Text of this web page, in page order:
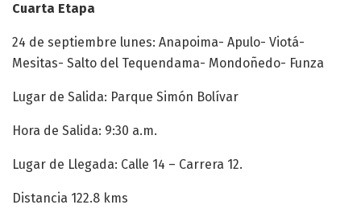
Cuarta Etapa
24 de septiembre lunes: Anapoima- Apulo- Viotá-
Mesitas- Salto del Tequendama- Mondoñedo- Funza
Lugar de Salida: Parque Simón Bolívar
Hora de Salida: 9:30 a.m.
Lugar de Llegada: Calle 14 – Carrera 12.
Distancia 122.8 kms